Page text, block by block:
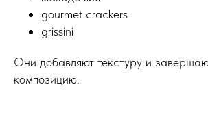
gourmet crackers
grissini
Они добавляют текстуру и
композицию.